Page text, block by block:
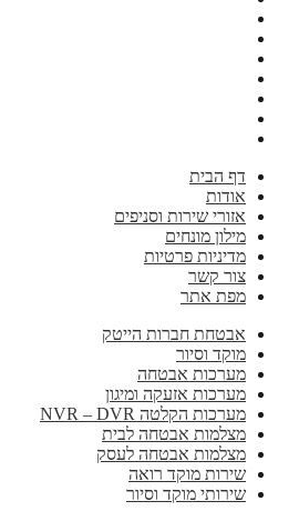
דף הבית
אודות
אזורי שירות וסניפים
מילון מונחים
מדיניות פרטיות
צור קשר
מפת אתר
אבטחת חברות הייטק
מוקד וסיור
מערכות אבטחה
מערכות אזעקה ומיגון
מערכות הקלטה NVR – DVR
מצלמות אבטחה לבית
מצלמות אבטחה לעסק
שירות מוקד רואה
שירותי מוקד וסיור